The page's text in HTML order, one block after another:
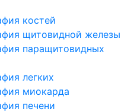
костей
щитовидной железы
паращитовидных
легких
миокарда
печени